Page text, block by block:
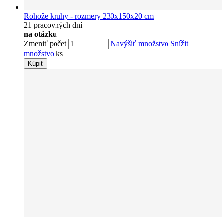
Rohože kruhy - rozmery 230x150x20 cm
21 pracovných dní
na otázku
Zmeniť počet
Navýšiť množstvo Snížit
množstvo ks
Kúpiť